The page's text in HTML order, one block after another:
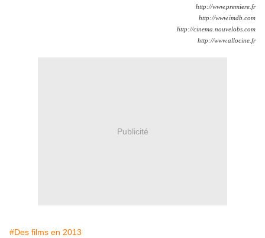
http://www.premiere.fr
http://www.imdb.com
http://cinema.nouvelobs.com
http://www.allocine.fr
Publicité
#Des films en 2013